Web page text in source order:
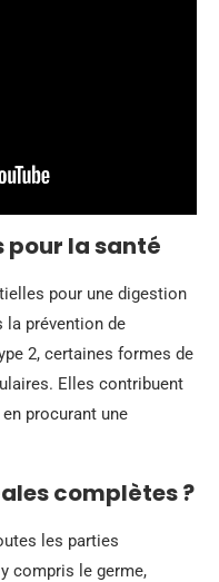
pour la santé
pour une digestion
la prévention de
2, certaines formes de
Elles contribuent
procurant une
complètes ?
les parties
compris le germe,